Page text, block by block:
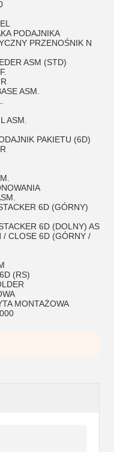
PODAJNIKA
PRZENOŚNIK N
ASM (STD)
ASM.
ASM.
PAKIETU (6D)
6D (GÓRNY)
6D (DOLNY) AS
/ CLOSE 6D (GÓRNY /
(RS)
MONTAŻOWA